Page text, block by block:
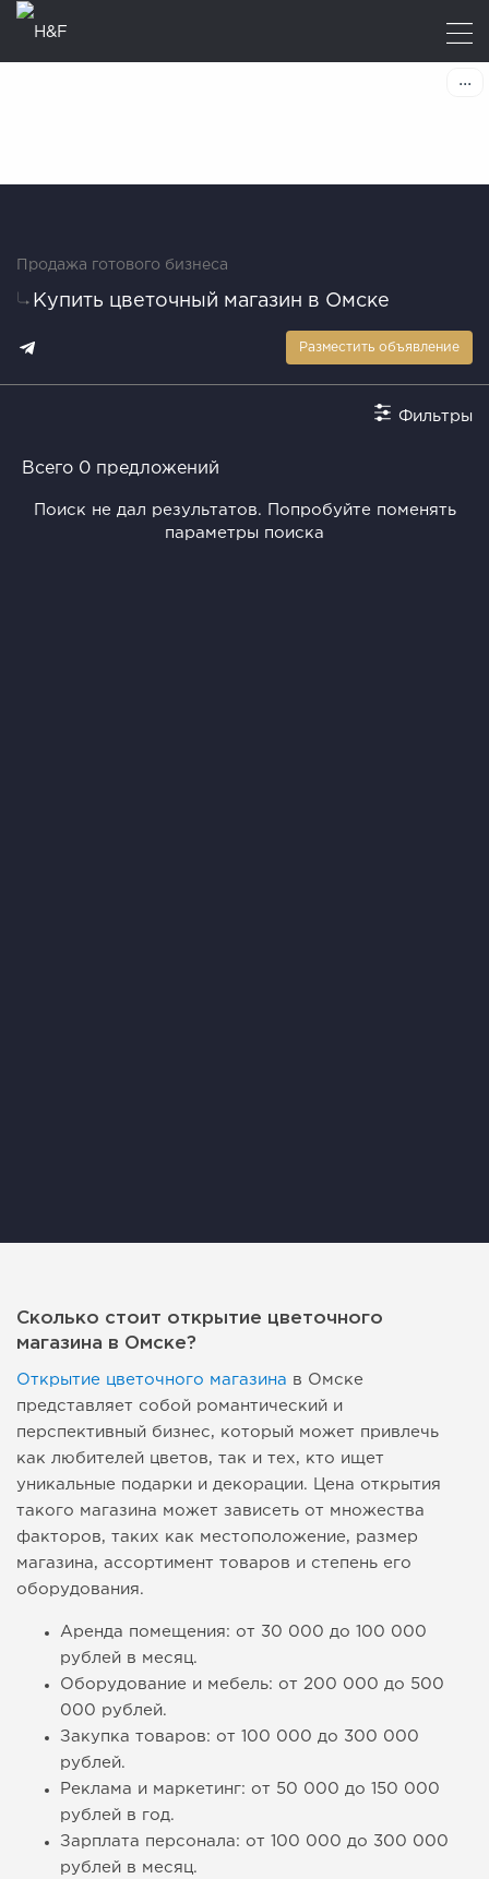
Продажа готового бизнеса
Купить цветочный магазин в Омске
Разместить объявление
Фильтры
Всего 0 предложений
Поиск не дал результатов. Попробуйте поменять
параметры поиска
Сколько стоит открытие цветочного
магазина в Омске?
Открытие цветочного магазина в Омске
представляет собой романтический и
перспективный бизнес, который может привлечь
как любителей цветов, так и тех, кто ищет
уникальные подарки и декорации. Цена открытия
такого магазина может зависеть от множества
факторов, таких как местоположение, размер
магазина, ассортимент товаров и степень его
оборудования.
Аренда помещения: от 30 000 до 100 000
рублей в месяц.
Оборудование и мебель: от 200 000 до 500
000 рублей.
Закупка товаров: от 100 000 до 300 000
рублей.
Реклама и маркетинг: от 50 000 до 150 000
рублей в год.
Зарплата персонала: от 100 000 до 300 000
рублей в месяц.